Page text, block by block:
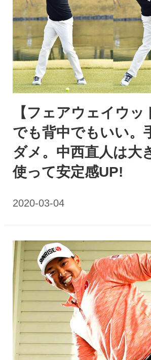
【フェアウェイウッ
でも背中でもいい。
ダメ。中西直人は大
使って安定感UP!